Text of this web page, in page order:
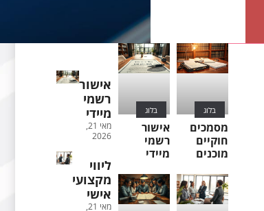
בלוג
מסמכים
חוקיים
מוכנים
בלוג
אישור
רשמי
מיידי
אישור
רשמי
מיידי
מאי 21,
2026
ליווי
מקצועי
אישי
מאי 21,